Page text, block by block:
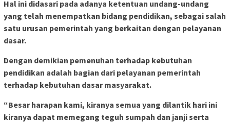
Hal ini didasari pada adanya ketentuan undang-undang
yang telah menempatkan bidang pendidikan, sebagai salah
satu urusan pemerintah yang berkaitan dengan pelayanan
dasar.
Dengan demikian pemenuhan terhadap kebutuhan
pendidikan adalah bagian dari pelayanan pemerintah
terhadap kebutuhan dasar masyarakat.
“Besar harapan kami, kiranya semua yang dilantik hari ini
kiranya dapat memegang teguh sumpah dan janji serta